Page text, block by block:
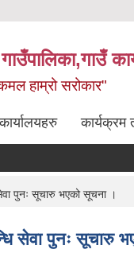
हाम्रो सरोकार"
कार्यक्रम
पुनः सूचारु भएको सूचना ।
सेवा पुनः सूचारु